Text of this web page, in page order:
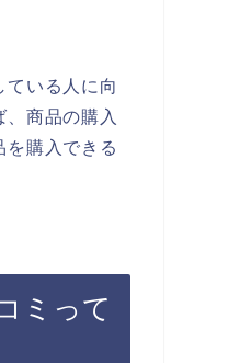
いる人に向
商品の購入
を購入できる
ミって